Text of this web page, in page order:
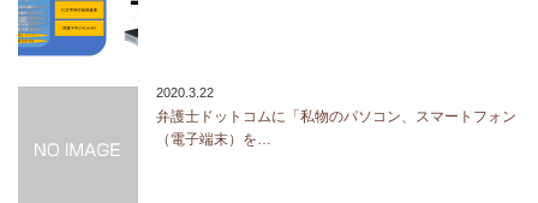
2020.3.22
弁護士ドットコムに「私物のパソコン、スマートフォン
（電子端末）を…